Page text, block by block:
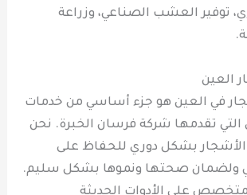
توفير العشب الصناعي، وزراعة
العين
في العين هو جزء أساسي من خدمات
التي تقدمها شركة فرسان الخبرة. نحن
بشكل دوري للحفاظ على
ولضمان صحتها ونموها بشكل سليم.
على الأدوات الحديثة